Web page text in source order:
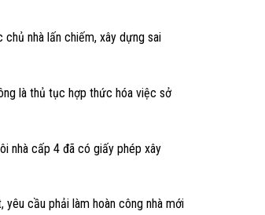
chủ nhà lấn chiếm, xây dựng sai
là thủ tục hợp thức hóa việc sở
nhà cấp 4 đã có giấy phép xây
yêu cầu phải làm hoàn công nhà mới